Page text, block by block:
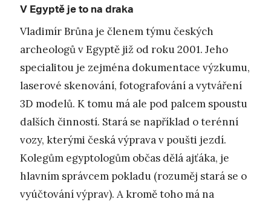
V Egyptě je to na draka
Vladimír Brůna je členem týmu českých
archeologů v Egyptě již od roku 2001. Jeho
specialitou je zejména dokumentace výzkumu,
laserové skenování, fotografování a vytváření
3D modelů. K tomu má ale pod palcem spoustu
dalších činností. Stará se například o terénní
vozy, kterými česká výprava v poušti jezdí.
Kolegům egyptologům občas dělá ajťáka, je
hlavním správcem pokladu (rozuměj stará se o
vyúčtování výprav). A kromě toho má na